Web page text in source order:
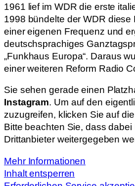
1961 lief im WDR die erste
1998 bündelte der WDR diese
einer eigenen Frequenz und
deutschsprachiges
„Funkhaus Europa“. Daraus
einer weiteren Reform Radio
Sie sehen gerade einen
Instagram. Um auf den
zuzugreifen, klicken Sie auf
Bitte beachten Sie, dass dabei
Drittanbieter weitergegeben
Mehr Informationen
Inhalt entsperren